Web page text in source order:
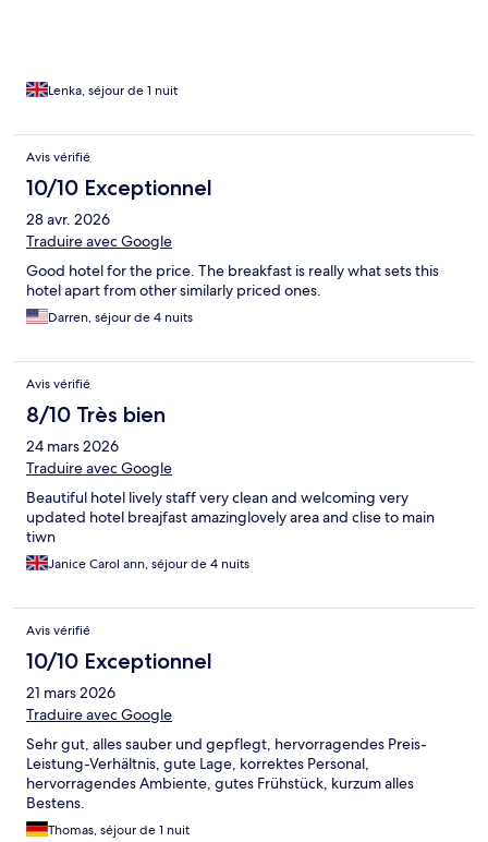
Lenka, séjour de 1 nuit
Avis vérifié
10/10 Exceptionnel
28 avr. 2026
Traduire avec Google
Good hotel for the price. The breakfast is really what sets this
hotel apart from other similarly priced ones.
Darren, séjour de 4 nuits
Avis vérifié
8/10 Très bien
24 mars 2026
Traduire avec Google
Beautiful hotel lively staff very clean and welcoming very
updated hotel breajfast amazinglovely area and clise to main
tiwn
Janice Carol ann, séjour de 4 nuits
Avis vérifié
10/10 Exceptionnel
21 mars 2026
Traduire avec Google
Sehr gut, alles sauber und gepflegt, hervorragendes Preis-
Leistung-Verhältnis, gute Lage, korrektes Personal,
hervorragendes Ambiente, gutes Frühstück, kurzum alles
Bestens.
Thomas, séjour de 1 nuit